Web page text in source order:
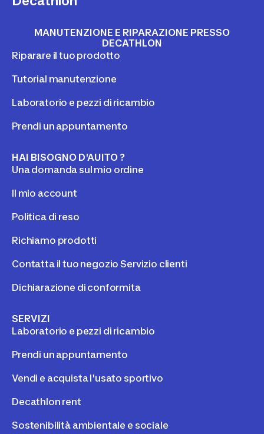
MANUTENZIONE E RIPARAZIONE PRESSO
DECATHLON
Riparare il tuo prodotto
Tutorial manutenzione
Laboratorio e pezzi di ricambio
Prendi un appuntamento
HAI BISOGNO D'AUITO ?
Una domanda sul mio ordine
Il mio account
Politica di reso
Richiamo prodotti
Contatta il tuo negozio Servizio clienti
Dichiarazione di conformita
SERVIZI
Laboratorio e pezzi di ricambio
Prendi un appuntamento
Vendi e acquista l'usato sportivo
Decathlon rent
Sostenibilità ambientale e sociale